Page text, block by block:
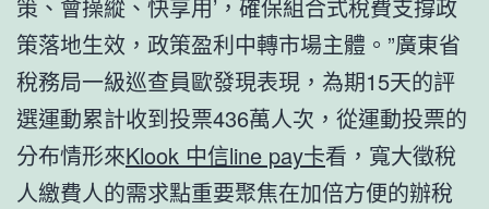
策、會操縱、快享用’，確保組合式稅費支撐政
策落地生效，政策盈利中轉市場主體。”廣東省
稅務局一級巡查員歐發現表現，為期15天的評
選運動累計收到投票436萬人次，從運動投票的
分布情形來Klook 中信line pay卡看，寬大徵稅
人繳費人的需求點重要聚焦在加倍方便的辦稅